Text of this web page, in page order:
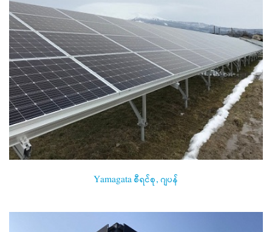
Yamagata စီရင်စု, ဂျပန်